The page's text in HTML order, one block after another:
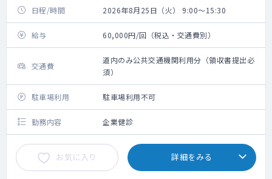
日程/時間 2026年8月25日（火） 9:00～15:30
給与 60,000円/回（税込・交通費別）
交通費
道内のみ公共交通機関利用分（領収書提出必
須）
駐車場利用 駐車場利用不可
勤務内容 企業健診
お気に入り 詳細をみる